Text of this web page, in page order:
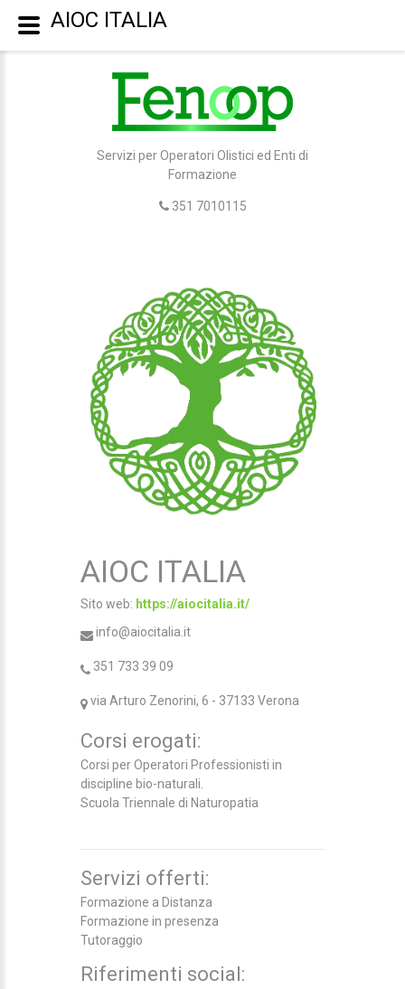
Servizi per Operatori Olistici ed Enti di
Formazione
351 7010115
AIOC ITALIA
Sito web: https://aiocitalia.it/
info@aiocitalia.it
351 733 39 09
via Arturo Zenorini, 6 - 37133 Verona
Corsi erogati:
Corsi per Operatori Professionisti in
discipline bio-naturali.
Scuola Triennale di Naturopatia
Servizi offerti:
Formazione a Distanza
Formazione in presenza
Tutoraggio
Riferimenti social:
AIOC ITALIA